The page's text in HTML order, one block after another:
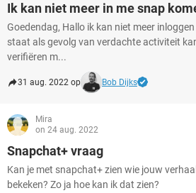
Ik kan niet meer in me snap
Goedendag, Hallo ik kan niet meer
staat als gevolg van verdachte activiteit
verifiëren m...
31 aug. 2022 op Bob Dijks
Mira
on 24 aug. 2022
Snapchat+ vraag
Kan je met snapchat+ zien wie jouw
bekeken? Zo ja hoe kan ik dat zien?